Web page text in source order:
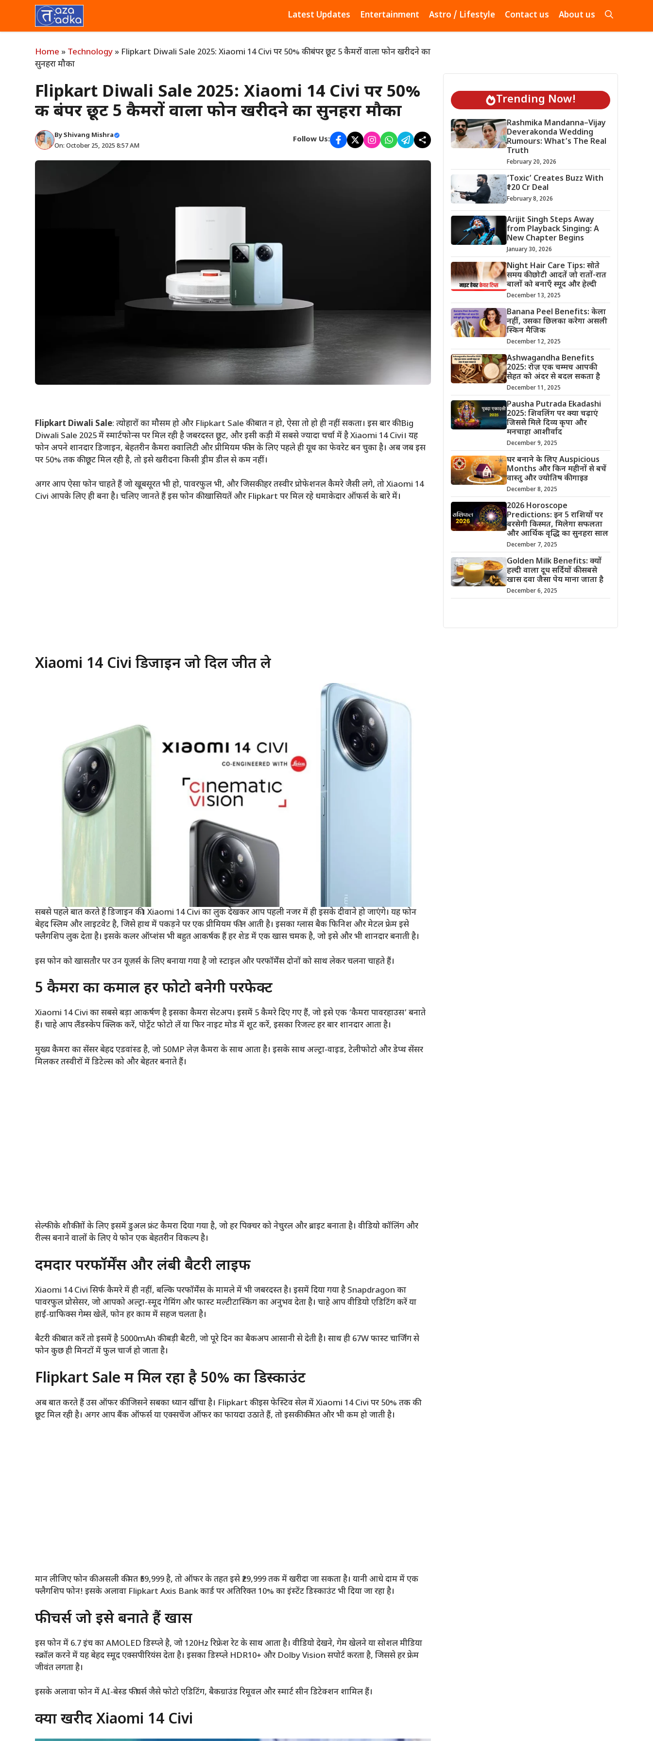
content
Latest Updates Entertainment Astro / Lifestyle Contact us About us
Home » Technology » Flipkart Diwali Sale 2025: Xiaomi 14 Civi पर 50% की बंपर छूट 5 कैमरों वाला फोन खरीदने का
सुनहरा मौका
Flipkart Diwali Sale 2025: Xiaomi 14 Civi पर 50%
की बंपर छूट 5 कैमरों वाला फोन खरीदने का सुनहरा मौका
ByShivang Mishra
On: October 25, 2025 8:57 AM
Follow Us:
Flipkart Diwali Sale: त्योहारों का मौसम हो और Flipkart Sale की बात न हो, ऐसा तो हो ही नहीं सकता। इस बार की Big
Diwali Sale 2025 में स्मार्टफोन्स पर मिल रही है जबरदस्त छूट, और इसी कड़ी में सबसे ज्यादा चर्चा में है Xiaomi 14 Civi। यह
फोन अपने शानदार डिजाइन, बेहतरीन कैमरा क्वालिटी और प्रीमियम फील के लिए पहले ही यूथ का फेवरेट बन चुका है। अब जब इस
पर 50% तक की छूट मिल रही है, तो इसे खरीदना किसी ड्रीम डील से कम नहीं।
अगर आप ऐसा फोन चाहते हैं जो खूबसूरत भी हो, पावरफुल भी, और जिसकी हर तस्वीर प्रोफेशनल कैमरे जैसी लगे, तो Xiaomi 14
Civi आपके लिए ही बना है। चलिए जानते हैं इस फोन की खासियतें और Flipkart पर मिल रहे धमाकेदार ऑफर्स के बारे में।
Xiaomi 14 Civi डिजाइन जो दिल जीत ले
सबसे पहले बात करते हैं डिजाइन की। Xiaomi 14 Civi का लुक देखकर आप पहली नजर में ही इसके दीवाने हो जाएंगे। यह फोन
बेहद स्लिम और लाइटवेट है, जिसे हाथ में पकड़ने पर एक प्रीमियम फील आती है। इसका ग्लास बैक फिनिश और मेटल फ्रेम इसे
फ्लैगशिप लुक देता है। इसके कलर ऑप्शंस भी बहुत आकर्षक हैं हर शेड में एक खास चमक है, जो इसे और भी शानदार बनाती है।
इस फोन को खासतौर पर उन यूज़र्स के लिए बनाया गया है जो स्टाइल और परफॉर्मेंस दोनों को साथ लेकर चलना चाहते हैं।
5 कैमरों का कमाल हर फोटो बनेगी परफेक्ट
Xiaomi 14 Civi का सबसे बड़ा आकर्षण है इसका कैमरा सेटअप। इसमें 5 कैमरे दिए गए हैं, जो इसे एक ‘कैमरा पावरहाउस’ बनाते
हैं। चाहे आप लैंडस्केप क्लिक करें, पोर्ट्रेट फोटो लें या फिर नाइट मोड में शूट करें, इसका रिजल्ट हर बार शानदार आता है।
मुख्य कैमरा का सेंसर बेहद एडवांस्ड है, जो 50MP लेज़ कैमरा के साथ आता है। इसके साथ अल्ट्रा-वाइड, टेलीफोटो और डेप्थ सेंसर
मिलकर तस्वीरों में डिटेल्स को और बेहतर बनाते हैं।
सेल्फी के शौकीनों के लिए इसमें डुअल फ्रंट कैमरा दिया गया है, जो हर पिक्चर को नेचुरल और ब्राइट बनाता है। वीडियो कॉलिंग और
रील्स बनाने वालों के लिए ये फोन एक बेहतरीन विकल्प है।
दमदार परफॉर्मेंस और लंबी बैटरी लाइफ
Xiaomi 14 Civi सिर्फ कैमरे में ही नहीं, बल्कि परफॉर्मेंस के मामले में भी जबरदस्त है। इसमें दिया गया है Snapdragon का
पावरफुल प्रोसेसर, जो आपको अल्ट्रा-स्मूद गेमिंग और फास्ट मल्टीटास्किंग का अनुभव देता है। चाहे आप वीडियो एडिटिंग करें या
हाई-ग्राफिक्स गेम्स खेलें, फोन हर काम में सहज चलता है।
बैटरी की बात करें तो इसमें है 5000mAh की बड़ी बैटरी, जो पूरे दिन का बैकअप आसानी से देती है। साथ ही 67W फास्ट चार्जिंग से
फोन कुछ ही मिनटों में फुल चार्ज हो जाता है।
Flipkart Sale में मिल रहा है 50% का डिस्काउंट
अब बात करते हैं उस ऑफर की जिसने सबका ध्यान खींचा है। Flipkart की इस फेस्टिव सेल में Xiaomi 14 Civi पर 50% तक की
छूट मिल रही है। अगर आप बैंक ऑफर्स या एक्सचेंज ऑफर का फायदा उठाते हैं, तो इसकी कीमत और भी कम हो जाती है।
मान लीजिए फोन की असली कीमत ₹59,999 है, तो ऑफर के तहत इसे ₹29,999 तक में खरीदा जा सकता है। यानी आधे दाम में एक
फ्लैगशिप फोन! इसके अलावा Flipkart Axis Bank कार्ड पर अतिरिक्त 10% का इंस्टेंट डिस्काउंट भी दिया जा रहा है।
फीचर्स जो इसे बनाते हैं खास
इस फोन में 6.7 इंच का AMOLED डिस्प्ले है, जो 120Hz रिफ्रेश रेट के साथ आता है। वीडियो देखने, गेम खेलने या सोशल मीडिया
स्क्रॉल करने में यह बेहद स्मूद एक्सपीरियंस देता है। इसका डिस्प्ले HDR10+ और Dolby Vision सपोर्ट करता है, जिससे हर फ्रेम
जीवंत लगता है।
इसके अलावा फोन में AI-बेस्ड फीचर्स जैसे फोटो एडिटिंग, बैकग्राउंड रिमूवल और स्मार्ट सीन डिटेक्शन शामिल हैं।
क्यों खरीदें Xiaomi 14 Civi
Trending Now!
Rashmika Mandanna–Vijay
Deverakonda Wedding
Rumours: What’s The Real
Truth
February 20, 2026
‘Toxic’ Creates Buzz With
₹120 Cr Deal
February 8, 2026
Arijit Singh Steps Away
from Playback Singing: A
New Chapter Begins
January 30, 2026
Night Hair Care Tips: सोते
समय की छोटी आदतें जो रातों-रात
बालों को बनाएँ स्मूद और हेल्दी
December 13, 2025
Banana Peel Benefits: केला
नहीं, उसका छिलका करेगा असली
स्किन मैजिक
December 12, 2025
Ashwagandha Benefits
2025: रोज़ एक चम्मच आपकी
सेहत को अंदर से बदल सकता है
December 11, 2025
Pausha Putrada Ekadashi
2025: शिवलिंग पर क्या चढ़ाएं
जिससे मिले दिव्य कृपा और
मनचाहा आशीर्वाद
December 9, 2025
घर बनाने के लिए Auspicious
Months और किन महीनों से बचें
वास्तु और ज्योतिष की गाइड
December 8, 2025
2026 Horoscope
Predictions: इन 5 राशियों पर
बरसेगी किस्मत, मिलेगा सफलता
और आर्थिक वृद्धि का सुनहरा साल
December 7, 2025
Golden Milk Benefits: क्यों
हल्दी वाला दूध सर्दियों की सबसे
खास दवा जैसा पेय माना जाता है
December 6, 2025